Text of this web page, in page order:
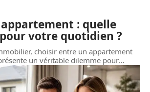
: quelle
votre quotidien ?
choisir entre un appartement
un véritable dilemme pour…